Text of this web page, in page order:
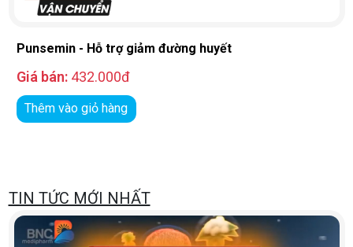
Punsemin - Hỗ trợ giảm đường huyết
Giá bán: 432.000đ
Thêm vào giỏ hàng
TIN TỨC MỚI NHẤT